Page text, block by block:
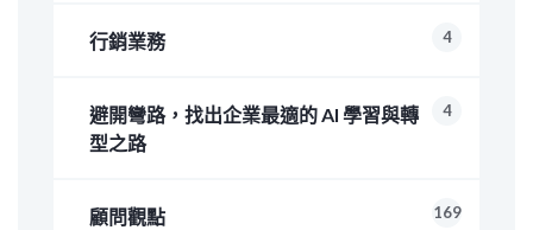
行銷業務 4
避開彎路，找出企業最適的 AI 學習與轉
型之路
4
顧問觀點 169